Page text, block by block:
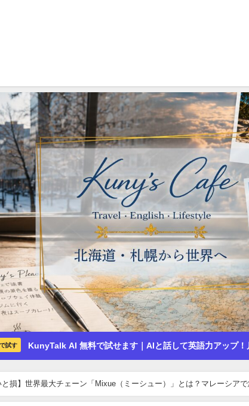
試す KunyTalk AI 無料で試せます｜AIと話して英語力アップ！
と損】世界最大チェーン「Mixue（ミーシュー）」とは？マレーシアで